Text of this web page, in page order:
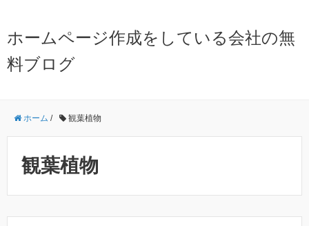
ホームページ作成をしている会社の無
料ブログ
ホーム / 観葉植物
観葉植物